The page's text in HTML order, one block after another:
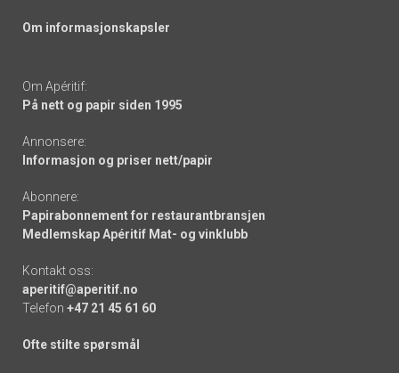
Om informasjonskapsler
Om Apéritif:
På nett og papir siden 1995
Annonsere:
Informasjon og priser nett/papir
Abonnere:
Papirabonnement for restaurantbransjen
Medlemskap Apéritif Mat- og vinklubb
Kontakt oss:
aperitif@aperitif.no
Telefon +47 21 45 61 60
Ofte stilte spørsmål